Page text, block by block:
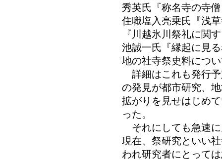
秀英氏『称名寺の寺
住職塩入亮乗氏『浅
『川越氷川祭礼に関
池誠一氏『縁起に見
地の社寺祭史料につ
詳細はこれも発行
の発見が都市研究、
拡がりを見せはじめ
った。
それにしても急速
現在、祭研究といい
われ研究者にとって